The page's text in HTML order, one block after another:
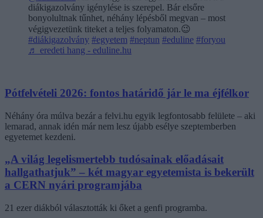
diákigazolvány igénylése is szerepel. Bár elsőre
bonyolultnak tűnhet, néhány lépésből megvan – most
végigvezetünk titeket a teljes folyamaton.😉
#diákigazolvány #egyetem #neptun #eduline #foryou
♬ eredeti hang - eduline.hu
Pótfelvételi 2026: fontos határidő jár le ma éjfélkor
Néhány óra múlva bezár a felvi.hu egyik legfontosabb felülete – aki
lemarad, annak idén már nem lesz újabb esélye szeptemberben
egyetemet kezdeni.
„A világ legelismertebb tudósainak előadásait
hallgathatjuk” – két magyar egyetemista is bekerült
a CERN nyári programjába
21 ezer diákból választották ki őket a genfi programba.